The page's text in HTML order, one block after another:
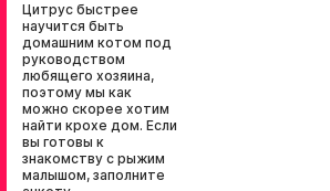
Цитрус быстрее
научится быть
домашним котом под
руководством
любящего хозяина,
поэтому мы как
можно скорее хотим
найти крохе дом. Если
вы готовы к
знакомству с рыжим
малышом, заполните